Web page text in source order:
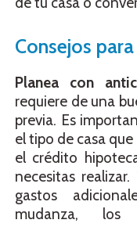
Consejos
Planea con
requiere de una
previa. Es
el tipo de casa
el crédito
necesitas
gastos
mudanza,